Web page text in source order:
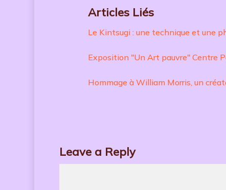
Articles Liés
Le Kintsugi : une technique et une
Exposition "Un Art pauvre" Centre
Hommage à William Morris, un
Leave a Reply